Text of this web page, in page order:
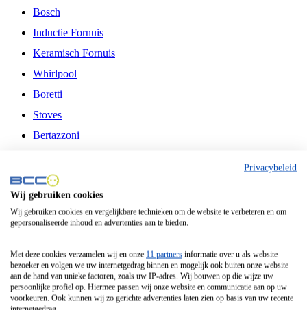
Bosch
Inductie Fornuis
Keramisch Fornuis
Whirlpool
Boretti
Stoves
Bertazzoni
Fitelli
Airfryer
Frituurpan
Contactgrill
Broodbakmachine
Broodrooster
Privacybeleid
Wij gebruiken cookies
Wij gebruiken cookies en vergelijkbare technieken om de website te verbeteren en om
gepersonaliseerde inhoud en advertenties aan te bieden.
Met deze cookies verzamelen wij en onze 11 partners informatie over u als website
bezoeker en volgen we uw internetgedrag binnen en mogelijk ook buiten onze website
aan de hand van unieke factoren, zoals uw IP-adres. Wij bouwen op die wijze uw
persoonlijke profiel op. Hiermee passen wij onze website en communicatie aan op uw
voorkeuren. Ook kunnen wij zo gerichte advertenties laten zien op basis van uw recente